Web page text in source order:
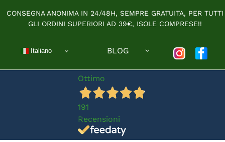
contenuto
CONSEGNA ANONIMA IN 24/48H, SEMPRE GRATUITA, PER TUTTI
GLI ORDINI SUPERIORI AD 39€, ISOLE COMPRESE!!
Italiano BLOG
Ottimo
191
Recensioni